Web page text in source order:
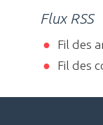
Flux RSS
Fil des
Fil des